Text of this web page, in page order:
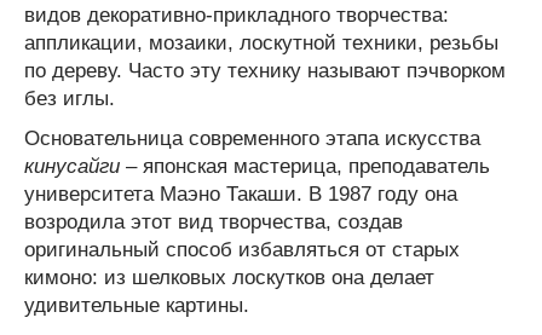
видов декоративно-прикладного творчества:
аппликации, мозаики, лоскутной техники, резьбы
по дереву. Часто эту технику называют пэчворком
без иглы.
Основательница современного этапа искусства
кинусайги – японская мастерица, преподаватель
университета Маэно Такаши. В 1987 году она
возродила этот вид творчества, создав
оригинальный способ избавляться от старых
кимоно: из шелковых лоскутков она делает
удивительные картины.